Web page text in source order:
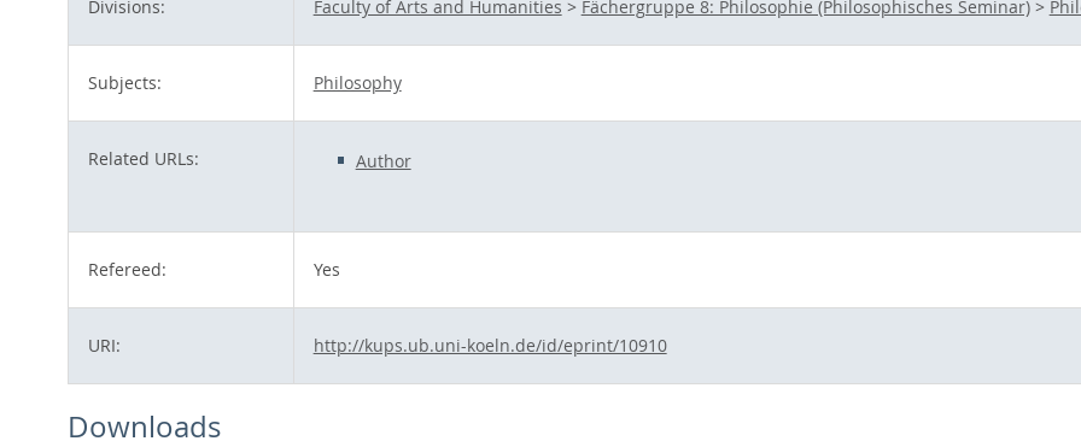
Divisions: Faculty of Arts and Humanities > Fächergruppe 8: Philosophie (Philosophisches Seminar)>
Subjects: Philosophy
Related URLs: Author
Refereed: Yes
URI: http://kups.ub.uni-koeln.de/id/eprint/10910
Downloads